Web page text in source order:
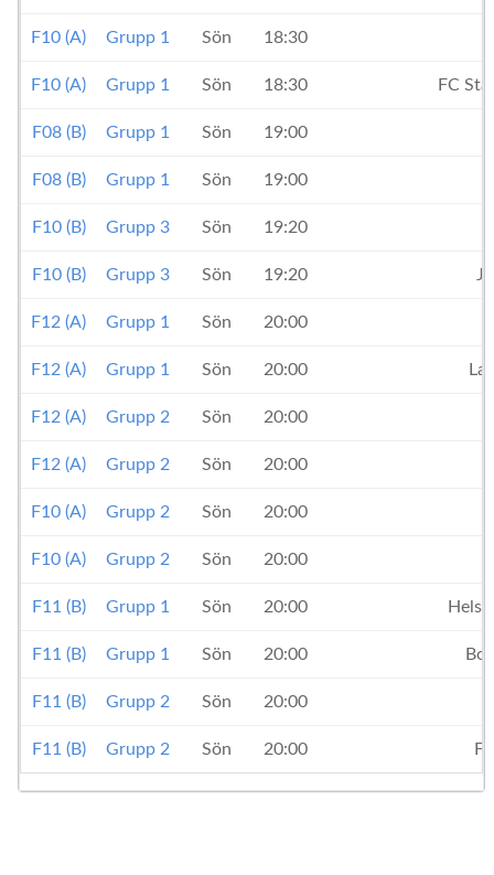
F10 (A) Grupp 1 Sön 18:30
F10 (A) Grupp 1 Sön 18:30 FC
F08 (B) Grupp 1 Sön 19:00
F08 (B) Grupp 1 Sön 19:00
F10 (B) Grupp 3 Sön 19:20
F10 (B) Grupp 3 Sön 19:20
F12 (A) Grupp 1 Sön 20:00
F12 (A) Grupp 1 Sön 20:00
F12 (A) Grupp 2 Sön 20:00
F12 (A) Grupp 2 Sön 20:00
F10 (A) Grupp 2 Sön 20:00
F10 (A) Grupp 2 Sön 20:00
F11 (B) Grupp 1 Sön 20:00
F11 (B) Grupp 1 Sön 20:00
F11 (B) Grupp 2 Sön 20:00
F11 (B) Grupp 2 Sön 20:00